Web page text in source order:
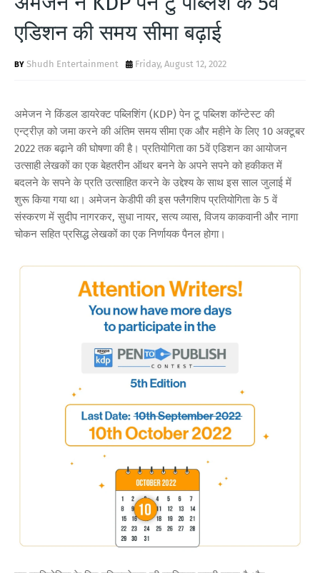
T
S
एडिशन की समय सीमा बढ़ाई
Shudh Entertainment Friday, August 12, 2022
अमेजन ने किंडल डायरेक्ट पब्लिशिंग (KDP) पेन टू पब्लिश कॉन्टेस्ट की
एन्ट्रीज़ को जमा करने की अंतिम समय सीमा एक और महीने के लिए 10 अक्टूबर
2022 तक बढ़ाने की घोषणा की है। प्रतियोगिता का 5वें एडिशन का आयोजन
उत्साही लेखकों का एक बेहतरीन ऑथर बनने के अपने सपने को हकीकत में
बदलने के सपने के प्रति उत्साहित करने के उद्देश्य के साथ इस साल जुलाई में
शुरू किया गया था। अमेजन केडीपी की इस फ्लैगशिप प्रतियोगिता के 5 वें
संस्करण में सुदीप नागरकर, सुधा नायर, सत्य व्यास, विजय काकवानी और नागा
चोकन सहित प्रसिद्ध लेखकों का एक निर्णायक पैनल होगा।